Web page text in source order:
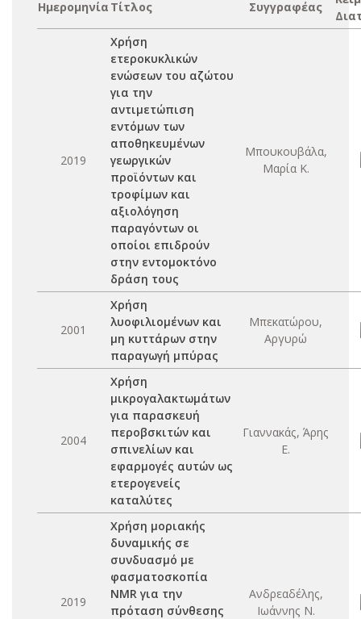
Ημερομηνία Τίτλος Συγγραφέας
2019
Χρήση
ετεροκυκλικών
ενώσεων του αζώτου
για την
αντιμετώπιση
εντόμων των
αποθηκευμένων
γεωργικών
προϊόντων και
τροφίμων και
αξιολόγηση
παραγόντων οι
οποίοι επιδρούν
στην εντομοκτόνο
δράση τους
Μπουκουβάλα,
Μαρία Κ.
2001
Χρήση
λυοφιλιομένων και
μη κυττάρων στην
παραγωγή μπύρας
Μπεκατώρου,
Αργυρώ
2004
Χρήση
μικρογαλακτωμάτων
για παρασκευή
περοβσκιτών και
σπινελίων και
εφαρμογές αυτών ως
ετερογενείς
καταλύτες
Γιαννακάς, Άρης
Ε.
2019
Χρήση μοριακής
δυναμικής σε
συνδυασμό με
φασματοσκοπία
NMR για την
πρόταση σύνθεσης
Ανδρεαδέλης,
Ιωάννης Ν.